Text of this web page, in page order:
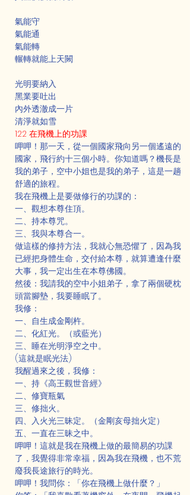
氣能守
氣能通
氣能轉
輾轉就能上天闕
光明要納入
黑業要吐出
內外透澈成一片
清淨就如雪
122 在飛機上的功課
呷呷！那一天，從一個國家飛向另一個遙遠的
國家，飛行約十三個小時。你知道嗎？機長是
我的弟子，空中小姐也是我的弟子，這是一趟
舒適的旅程。
我在飛機上是要做修行的功課的：
一、觀想本尊住頂。
二、持本尊咒。
三、我與本尊合一。
做這樣的修持方法，我就心無恐懼了，因為我
已經把身體生命，交付給本尊，就算遭逢什麼
大事，我一定出生在本尊佛國。
然後：我請我的空中小姐弟子，拿了兩個硬枕
頭當腳墊，我要睡眠了。
我修：
一、自生成金剛杵。
二、化紅光。（或藍光）
三、睡在光明淨空之中。
(這就是眠光法)
我醒過來之後，我修：
一、持《高王觀世音經》
二、修寶瓶氣
三、修拙火。
四、入火光三昧定。（金剛亥母拙火定）
五、一直在三昧之中。
呷呷！這就是我在飛機上做的最簡易的功課
了，我覺得非常幸福，因為我在飛機，也不荒
廢我長途旅行的時光。
呷呷！我問你：「你在飛機上做什麼？」